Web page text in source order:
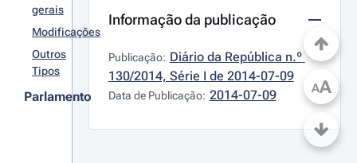
gerais
Modificações
Outros
Tipos
Parlamento
Informação da publicação
Publicação: Diário da República n.º
130/2014, Série I de 2014-07-09
Data de Publicação: 2014-07-09 AA